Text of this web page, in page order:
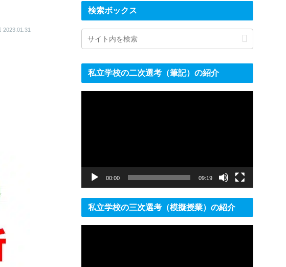
2023.01.31
検索ボックス
私立学校の二次選考（筆記）の紹介
00:00 09:19
私立学校の三次選考（模擬授業）の紹介